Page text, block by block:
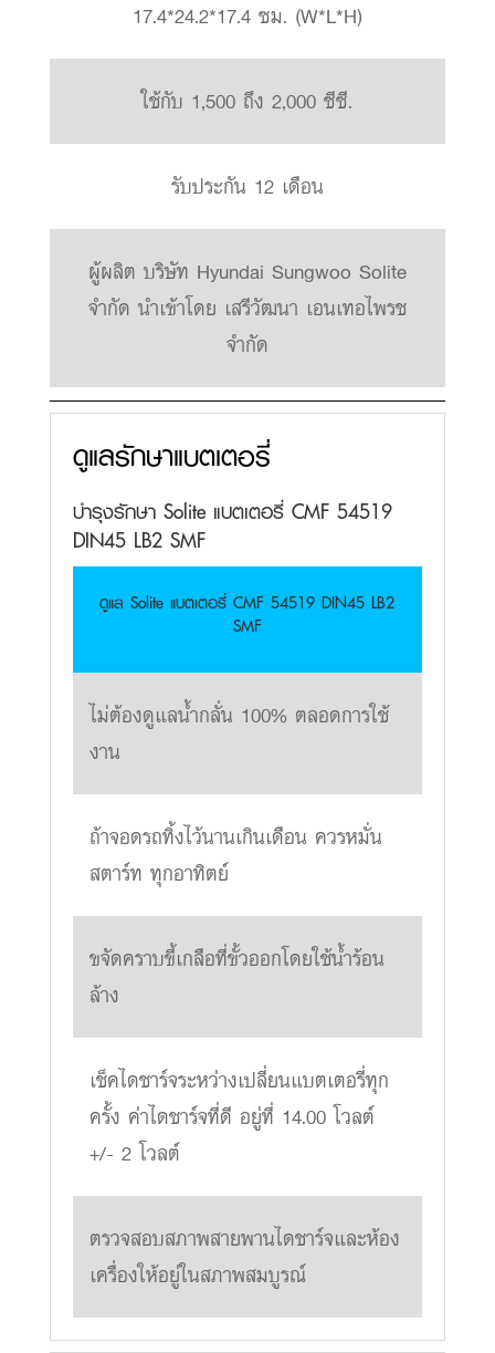
17.4*24.2*17.4 ซม. (W*L*H)
ใช้กับ 1,500 ถึง 2,000 ซีซี.
รับประกัน 12 เดือน
ผู้ผลิต บริษัท Hyundai Sungwoo Solite
จำกัด นำเข้าโดย เสรีวัฒนา เอนเทอไพรช
จำกัด
ดูแลรักษาแบตเตอรี่
บำรุงรักษา Solite แบตเตอรี่ CMF 54519
DIN45 LB2 SMF
ดูแล Solite แบตเตอรี่ CMF 54519 DIN45 LB2
SMF
ไม่ต้องดูแลน้ำกลั่น 100% ตลอดการใช้
งาน
ถ้าจอดรถทิ้งไว้นานเกินเดือน ควรหมั่น
สตาร์ท ทุกอาทิตย์
ขจัดคราบขี้เกลือที่ขั้วออกโดยใช้น้ำร้อน
ล้าง
เช็คไดชาร์จระหว่างเปลี่ยนแบตเตอรี่ทุก
ครั้ง ค่าไดชาร์จที่ดี อยู่ที่ 14.00 โวลต์
+/- 2 โวลต์
ตรวจสอบสภาพสายพานไดชาร์จและห้อง
เครื่องให้อยู่ในสภาพสมบูรณ์